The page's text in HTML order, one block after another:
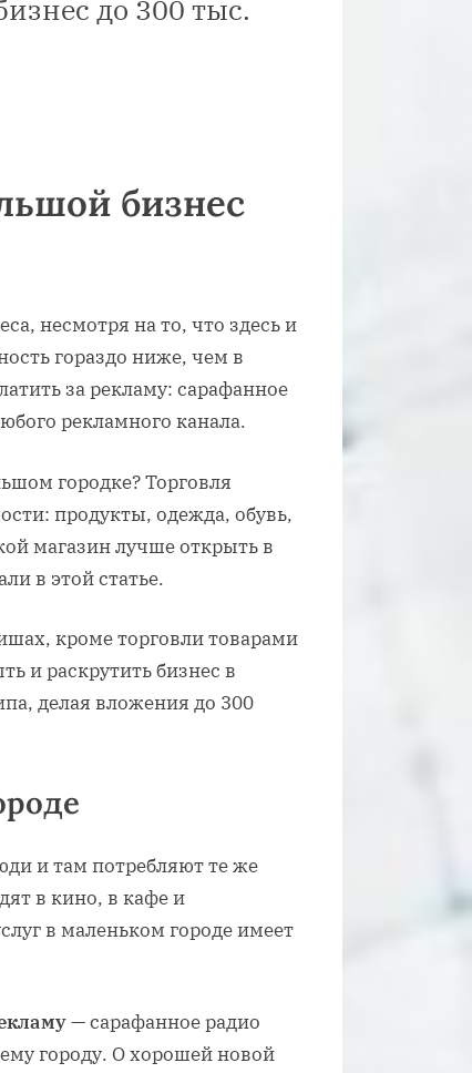
до 300 тыс.
бизнес
несмотря на то, что здесь и
гораздо ниже, чем в
за рекламу: сарафанное
рекламного канала.
городке? Торговля
продукты, одежда, обувь,
магазин лучше открыть в
в этой статье.
кроме торговли товарами
и раскрутить бизнес в
делая вложения до 300
и там потребляют те же
в кино, в кафе и
в маленьком городе имеет
— сарафанное радио
городу. О хорошей новой